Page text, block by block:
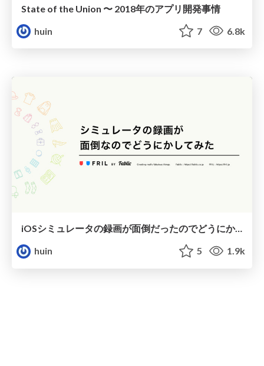
State of the Union 〜 2018年のアプリ開発事情
huin
7 6.8k
iOSシミュレータの録画が面倒だったのでどうにかしてみた
huin
5 1.9k